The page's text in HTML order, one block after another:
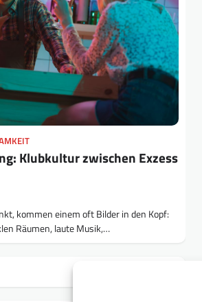
Klubkultur zwischen Exzess
kommen einem oft Bilder in den Kopf:
Räumen, laute Musik,…